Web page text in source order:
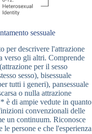
sessuale
per descrivere l'attrazione
verso gli altri. Comprende
per il sesso
sesso), bisessuale
tutti i generi), pansessuale
o nulla attrazione
è di ampie vedute in quanto
convenzionali delle
un continuum. Riconosce
persone e che l'esperienza